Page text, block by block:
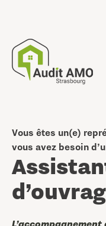
Vous êtes un(e)
vous avez besoin